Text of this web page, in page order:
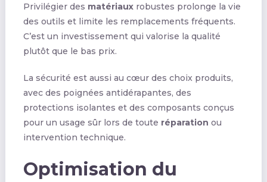
Privilégier des matériauxrobustes prolonge la vie
des outils et limite les remplacements fréquents.
C’est un investissement qui valorise la qualité
plutôt que le bas prix.
La sécurité est aussi au cœur des choix produits,
avec des poignées antidérapantes, des
protections isolantes et des composants conçus
pour un usage sûr lors de toute réparation ou
intervention technique.
Optimisation du